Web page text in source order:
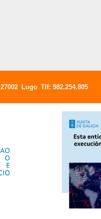
27002 Lugo Tlf: 982.254.805